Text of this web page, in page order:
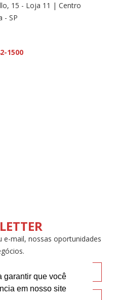
garantir que você
em nosso site
15 - Loja 11 | Centro
- SP
1500
e-mail, nossas oportunidades